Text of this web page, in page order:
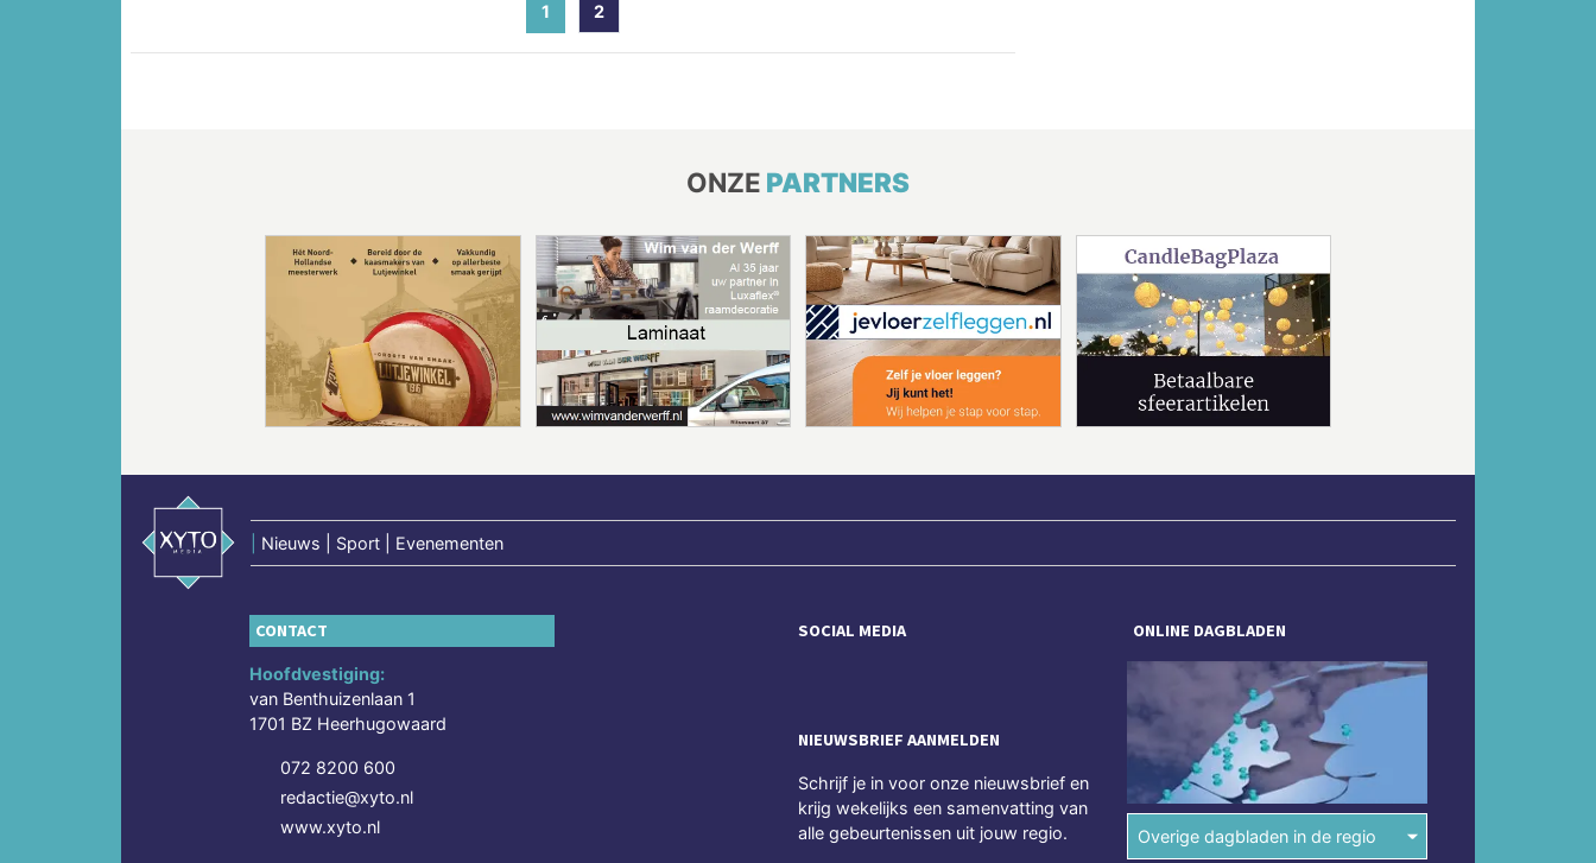
1 (current)
2
ONZE PARTNERS
Nieuws | Sport | Evenementen
CONTACT
Hoofdvestiging:
van Benthuizenlaan 1
1701 BZ Heerhugowaard
072 8200 600
redactie@xyto.nl
www.xyto.nl
SOCIAL MEDIA
NIEUWSBRIEF AANMELDEN
Schrijf je in voor onze nieuwsbrief en
krijg wekelijks een samenvatting van
alle gebeurtenissen uit jouw regio.
ONLINE DAGBLADEN
Overige dagbladen in de regio